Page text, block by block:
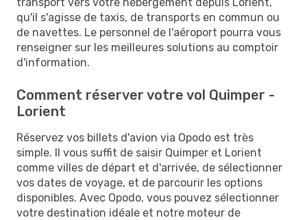
qu'il s'agisse de taxis, de transports en commun ou
de navettes. Le personnel de l'aéroport pourra vous
renseigner sur les meilleures solutions au comptoir
d'information.
Comment réserver votre vol Quimper -
Lorient
Réservez vos billets d'avion via Opodo est très
simple. Il vous suffit de saisir Quimper et Lorient
comme villes de départ et d'arrivée, de sélectionner
vos dates de voyage, et de parcourir les options
disponibles. Avec Opodo, vous pouvez sélectionner
votre destination idéale et notre moteur de